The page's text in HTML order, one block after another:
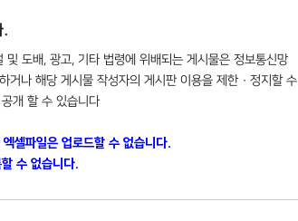
.
도배, 광고, 기타 법령에 위배되는 게시물은 정보통신망
거나 해당 게시물 작성자의 게시판 이용을 제한 · 정지할 수
개 할 수 있습니다
셀파일은 업로드할 수 없습니다.
수 없습니다.